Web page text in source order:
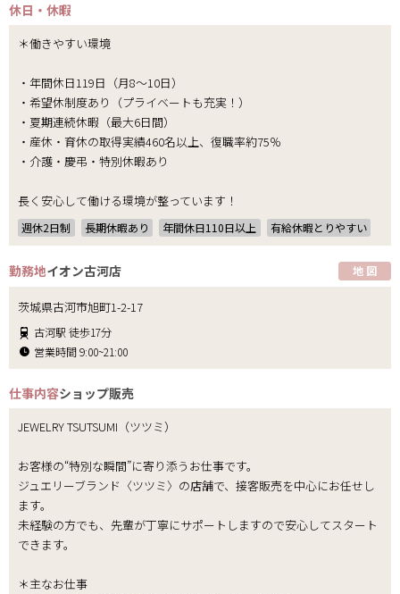
休日・休暇
＊働きやすい環境
・年間休日119日（月8～10日）
・希望休制度あり（プライベートも充実！）
・夏期連続休暇（最大6日間）
・産休・育休の取得実績460名以上、復職率約75％
・介護・慶弔・特別休暇あり
長く安心して働ける環境が整っています！
週休2日制 長期休暇あり 年間休日110日以上 有給休暇とりやすい
勤務地イオン古河店 地 図
茨城県古河市旭町1-2-17
古河駅 徒歩17分
営業時間 9:00~21:00
仕事内容ショップ販売
JEWELRY TSUTSUMI（ツツミ）
お客様の“特別な瞬間”に寄り添うお仕事です。
ジュエリーブランド〈ツツミ〉の店舗で、接客販売を中心にお任せし
ます。
未経験の方でも、先輩が丁寧にサポートしますので安心してスタート
できます。
＊主なお仕事